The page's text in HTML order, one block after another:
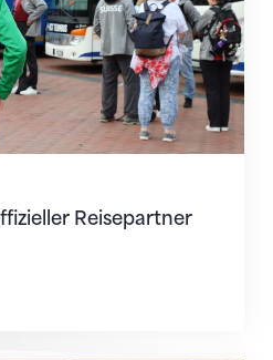
Reisepartner